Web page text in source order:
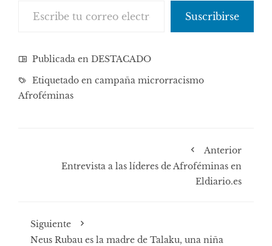
Suscribirse
Publicada en DESTACADO
Etiquetado en campaña microrracismo
Afroféminas
Anterior
Entrevista a las líderes de Afroféminas en
Eldiario.es
Siguiente
Neus Rubau es la madre de Talaku, una niña